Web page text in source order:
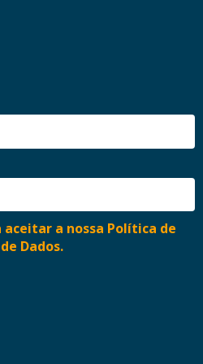
aceitar a nossa Política de
Dados.